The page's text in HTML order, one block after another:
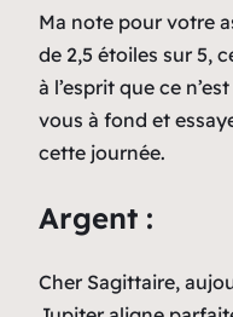
Ma note pour votre
de 2,5 étoiles sur 5,
à l’esprit que ce
vous à fond et
cette journée.
Argent :
Cher Sagittaire,